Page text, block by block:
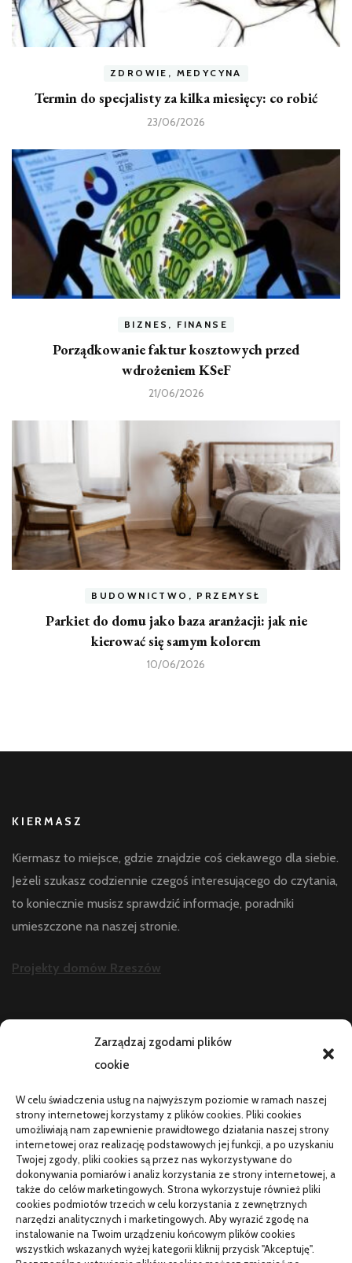
Zarządzaj zgodami plików
cookie
W celu świadczenia usług na najwyższym poziomie w ramach naszej
strony internetowej korzystamy z plików cookies. Pliki cookies
umożliwiają nam zapewnienie prawidłowego działania naszej strony
internetowej oraz realizację podstawowych jej funkcji, a po uzyskaniu
Twojej zgody, pliki cookies są przez nas wykorzystywane do
dokonywania pomiarów i analiz korzystania ze strony internetowej, a
także do celów marketingowych. Strona wykorzystuje również pliki
cookies podmiotów trzecich w celu korzystania z zewnętrznych
narzędzi analitycznych i marketingowych. Aby wyrazić zgodę na
instalowanie na Twoim urządzeniu końcowym plików cookies
wszystkich wskazanych wyżej kategorii kliknij przycisk "Akceptuję".
ZDROWIE, MEDYCYNA
Termin do specjalisty za kilka miesięcy: co robić
23/06/2026
BIZNES, FINANSE
Porządkowanie faktur kosztowych przed
wdrożeniem KSeF
21/06/2026
BUDOWNICTWO, PRZEMYSŁ
Parkiet do domu jako baza aranżacji: jak nie
kierować się samym kolorem
10/06/2026
KIERMASZ
Kiermasz to miejsce, gdzie znajdzie coś ciekawego dla siebie.
Jeżeli szukasz codziennie czegoś interesującego do czytania,
to koniecznie musisz sprawdzić informacje, poradniki
umieszczone na naszej stronie.
Projekty domów Rzeszów
Telefon zawiesza się i wyłącza pod obciążeniem:
PR od podstaw w małej firmie: nauka i wdrożenie
Termin do specjalisty za kilka miesięcy: co robić
Porządkowanie faktur kosztowych przed wdrożeniem KSeF
TO SIĘ CZYTA
Gorąca oraz poetyczna Hiszpania z kamperem – gdzie